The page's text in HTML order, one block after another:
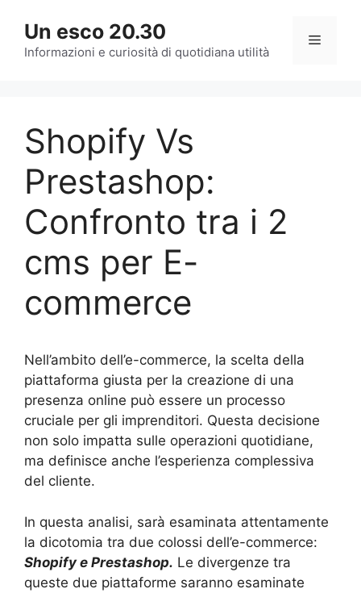
contenuto
Un esco 20.30
Informazioni e curiosità di quotidiana utilità
Menu
Shopify Vs
Prestashop:
Confronto tra i 2
cms per E-
commerce
Nell’ambito dell’e-commerce, la scelta della
piattaforma giusta per la creazione di una
presenza online può essere un processo
cruciale per gli imprenditori. Questa decisione
non solo impatta sulle operazioni quotidiane,
ma definisce anche l’esperienza complessiva
del cliente.
In questa analisi, sarà esaminata attentamente
la dicotomia tra due colossi dell’e-commerce:
Shopify e Prestashop. Le divergenze tra
queste due piattaforme saranno esaminate